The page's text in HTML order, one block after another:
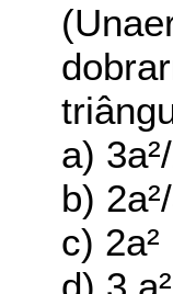
a)
b)
c) 2a²